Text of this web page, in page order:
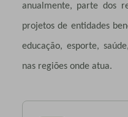
anualmente, parte dos
projetos de entidades
educação, esporte,
nas regiões onde atua.